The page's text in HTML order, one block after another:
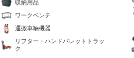
収納用品
ワークベンチ
運搬車輛機器
リフター・ハンドパレットトラッ
ク